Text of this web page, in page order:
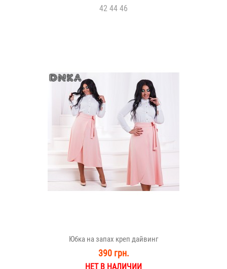
42 44 46
Юбка на запах креп дайвинг
390 грн.
НЕТ В НАЛИЧИИ